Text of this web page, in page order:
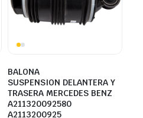
BALONA
SUSPENSION DELANTERA Y
TRASERA MERCEDES BENZ
A211320092580
A2113200925